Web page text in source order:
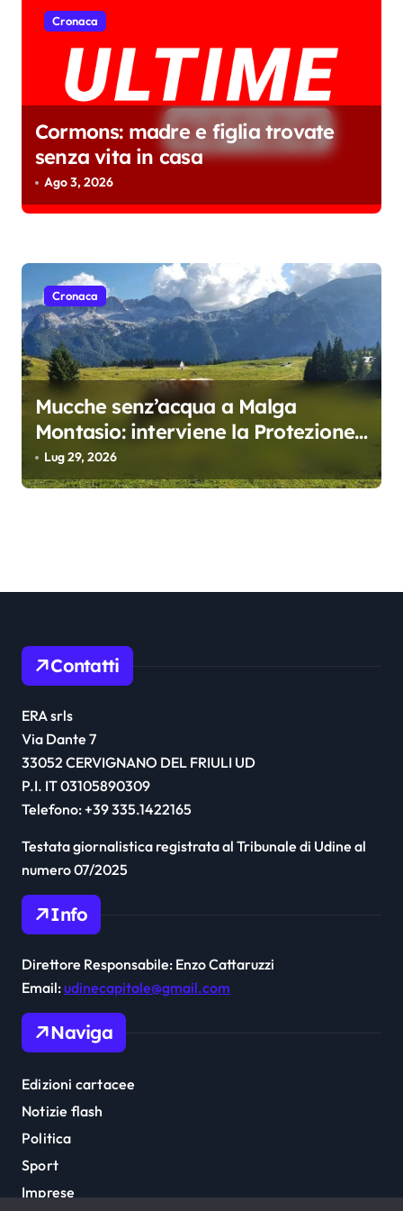
Cronaca
Cormons: madre e figlia trovate
senza vita in casa
Ago 3, 2026
Cronaca
Mucche senz’acqua a Malga
Montasio: interviene la Protezione
civile, trasportati 10 mila litri
Lug 29, 2026
Contatti
ERA srls
Via Dante 7
33052 CERVIGNANO DEL FRIULI UD
P.I. IT 03105890309
Telefono: +39 335.1422165
Testata giornalistica registrata al Tribunale di Udine al
numero 07/2025
Info
Direttore Responsabile: Enzo Cattaruzzi
Email:udinecapitale@gmail.com
Naviga
Edizioni cartacee
Notizie flash
Politica
Sport
Imprese